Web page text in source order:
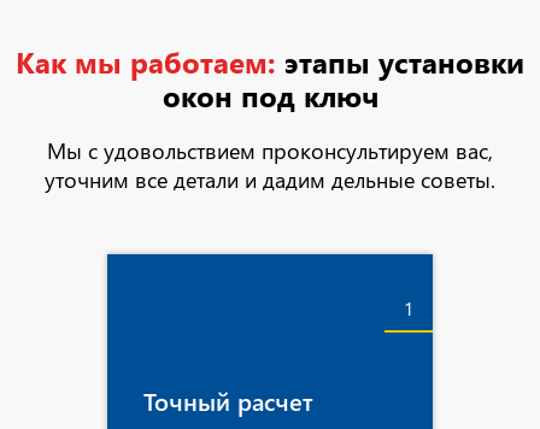
Как мы работаем: этапы установки
окон под ключ
Мы с удовольствием проконсультируем вас,
уточним все детали и дадим дельные советы.
1
Точный расчет